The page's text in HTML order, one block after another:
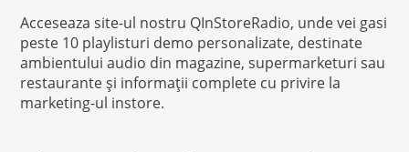
Acceseaza site-ul nostru QInStoreRadio, unde vei gasi
peste 10 playlisturi demo personalizate, destinate
ambientului audio din magazine, supermarketuri sau
restaurante şi informaţii complete cu privire la
marketing-ul instore.